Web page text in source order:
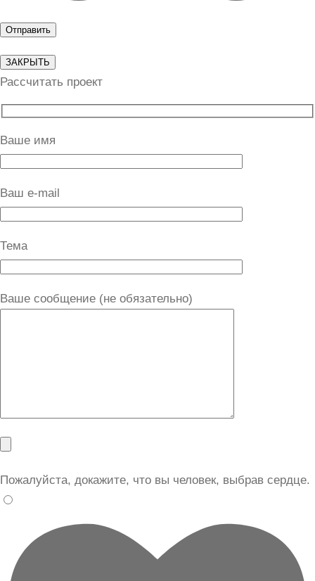
ЗАКРЫТЬ
Рассчитать проект
Ваше имя
Ваш e-mail
Тема
Ваше сообщение (не обязательно)
Пожалуйста, докажите, что вы человек, выбрав сердце.